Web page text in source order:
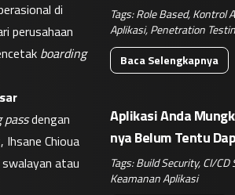
di
perusahaan
boarding
pass dengan
Chioua
atau
Nyata
Tags:Role Based,Kontrol
Aplikasi,Penetration
Baca Selengkapnya
Aplikasi Anda
nya Belum Tentu
Tags:Build Security,CI/CD
Keamanan Aplikasi